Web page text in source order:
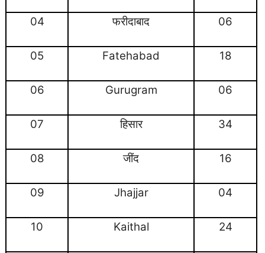
04 फरीदाबाद 06
05 Fatehabad 18
06 Gurugram 06
07 हिसार 34
08 जींद 16
09 Jhajjar 04
10 Kaithal 24